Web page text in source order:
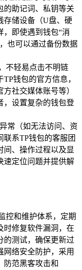
的助记词、私钥等关
存储设备（U盘、硬
，即使遇到钱包“消
也可以通过备份数据
不轻易点击不明链
钱包的官方信息，
社交媒体账号等）
，设置复杂的钱包登
常（如无法访问、资
系TP钱包的客服团
间、操作过程以及显
速定位问题并提供解
控和维护体系，定期
时修复软件漏洞，在
的测试，确保更新过
网络安全防护，采用
防范黑客攻击和